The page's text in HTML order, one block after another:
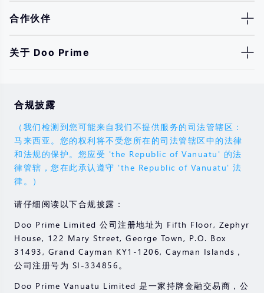
合作伙伴
关于 Doo Prime
合规披露
（我们检测到您可能来自我们不提供服务的司法管辖区：
马来西亚。您的权利将不受您所在的司法管辖区中的法律
和法规的保护。您应受 'the Republic of Vanuatu' 的法
律管辖，您在此承认遵守 'the Republic of Vanuatu' 法
律。）
请仔细阅读以下合规披露：
Doo Prime Limited 公司注册地址为 Fifth Floor, Zephyr
House, 122 Mary Street, George Town, P.O. Box
31493, Grand Cayman KY1-1206, Cayman Islands，
公司注册号为 SI-334856。
Doo Prime Vanuatu Limited 是一家持牌金融交易商，公